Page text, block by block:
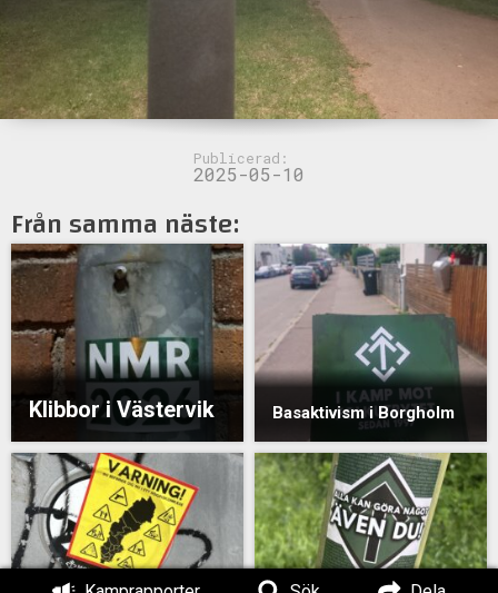
Publicerad:
2025-05-10
Från samma näste:
Klibbor i Västervik Basaktivism i Borgholm